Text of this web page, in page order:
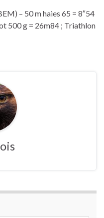
– 50 m haies 65 = 8″54
500 g = 26m84 ; Triathlon